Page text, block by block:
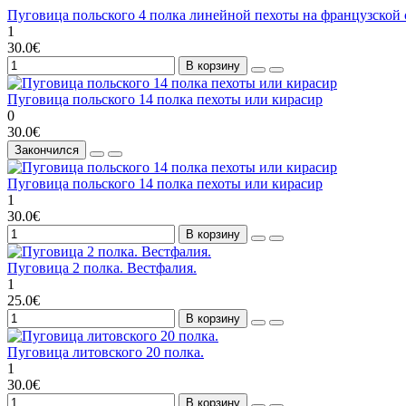
Пуговица польского 4 полка линейной пехоты на французской
1
30.0€
В корзину
Пуговица польского 14 полка пехоты или кирасир
0
30.0€
Закончился
Пуговица польского 14 полка пехоты или кирасир
1
30.0€
В корзину
Пуговица 2 полка. Вестфалия.
1
25.0€
В корзину
Пуговица литовского 20 полка.
1
30.0€
В корзину